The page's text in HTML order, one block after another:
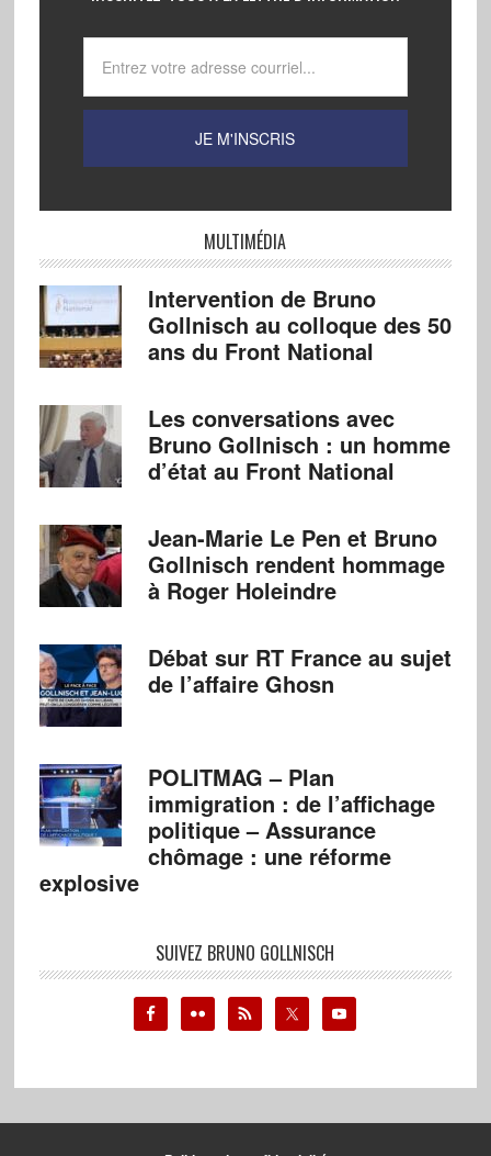
MULTIMÉDIA
Intervention de Bruno
Gollnisch au colloque des 50
ans du Front National
Les conversations avec
Bruno Gollnisch : un homme
d’état au Front National
Jean-Marie Le Pen et Bruno
Gollnisch rendent hommage
à Roger Holeindre
Débat sur RT France au sujet
de l’affaire Ghosn
POLITMAG – Plan
immigration : de l’affichage
politique – Assurance
chômage : une réforme
explosive
SUIVEZ BRUNO GOLLNISCH